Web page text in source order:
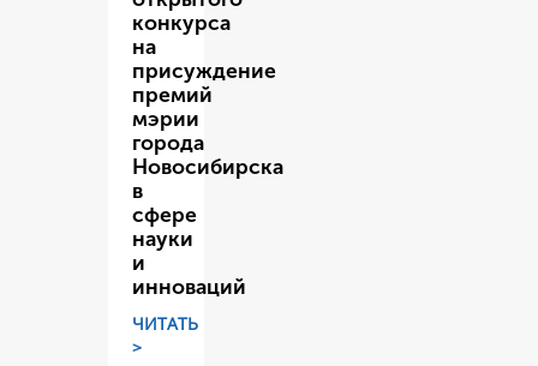
конкурса
на
присуждение
премий
мэрии
города
Новосибирска
в
сфере
науки
и
инноваций
ЧИТАТЬ
>